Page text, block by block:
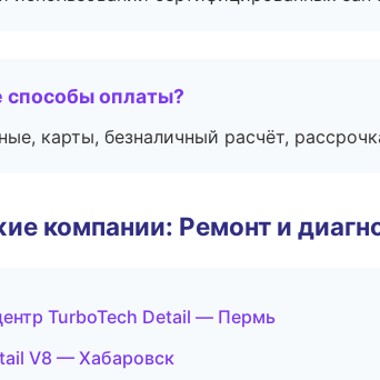
способы оплаты?
карты, безналичный расчёт,
компании: Ремонт и
TurboTech Detail — Пермь
V8 — Хабаровск